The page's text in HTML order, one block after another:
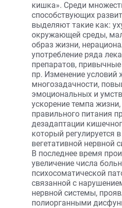
кишка». Среди
способствующих
выделяют такие как:
окружающей среды,
образ жизни,
употребление ряда
препаратов,
пр. Изменение условий
многозадачности,
эмоциональных и
ускорение темпа
правильного питания
дезадаптации
который регулируется
вегетативной нервной
В последнее время
увеличение числа
психосоматической
связанной с
нервной системы,
полиорганными